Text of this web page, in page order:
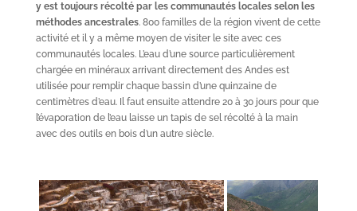
y est toujours récolté par les communautés locales selon les
méthodes ancestrales. 800 familles de la région vivent de cette
activité et il y a même moyen de visiter le site avec ces
communautés locales. L’eau d’une source particulièrement
chargée en minéraux arrivant directement des Andes est
utilisée pour remplir chaque bassin d’une quinzaine de
centimètres d’eau. Il faut ensuite attendre 20 à 30 jours pour que
l’évaporation de l’eau laisse un tapis de sel récolté à la main
avec des outils en bois d’un autre siècle.